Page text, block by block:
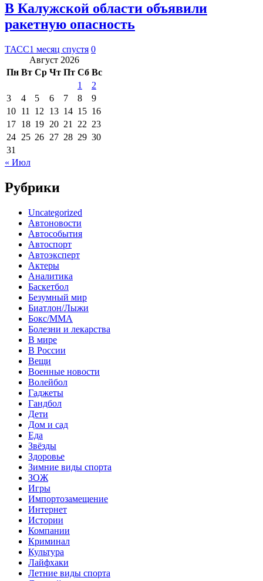
В Калужской области объявили
ракетную опасность
ТАСС1 месяц спустя 0
Август 2026
Пн Вт Ср Чт Пт Сб Вс
1
2
3
4 5 6 7 8
9
10 11 12 13 14 15 16
17 18 19 20 21 22 23
24 25 26 27 28 29 30
31
« Июл
Рубрики
Uncategorized
Автоновости
Автособытия
Автоспорт
Автоэксперт
Актеры
Аналитика
Баскетбол
Безумный мир
Биатлон/Лыжи
Бокс/MMA
Болезни и лекарства
В мире
В России
Вещи
Военные новости
Волейбол
Гаджеты
Гандбол
Дети
Дом и сад
Еда
Звёзды
Здоровье
Зимние виды спорта
ЗОЖ
Игры
Импортозамещение
Интернет
Истории
Компании
Криминал
Культура
Лайфхаки
Летние виды спорта